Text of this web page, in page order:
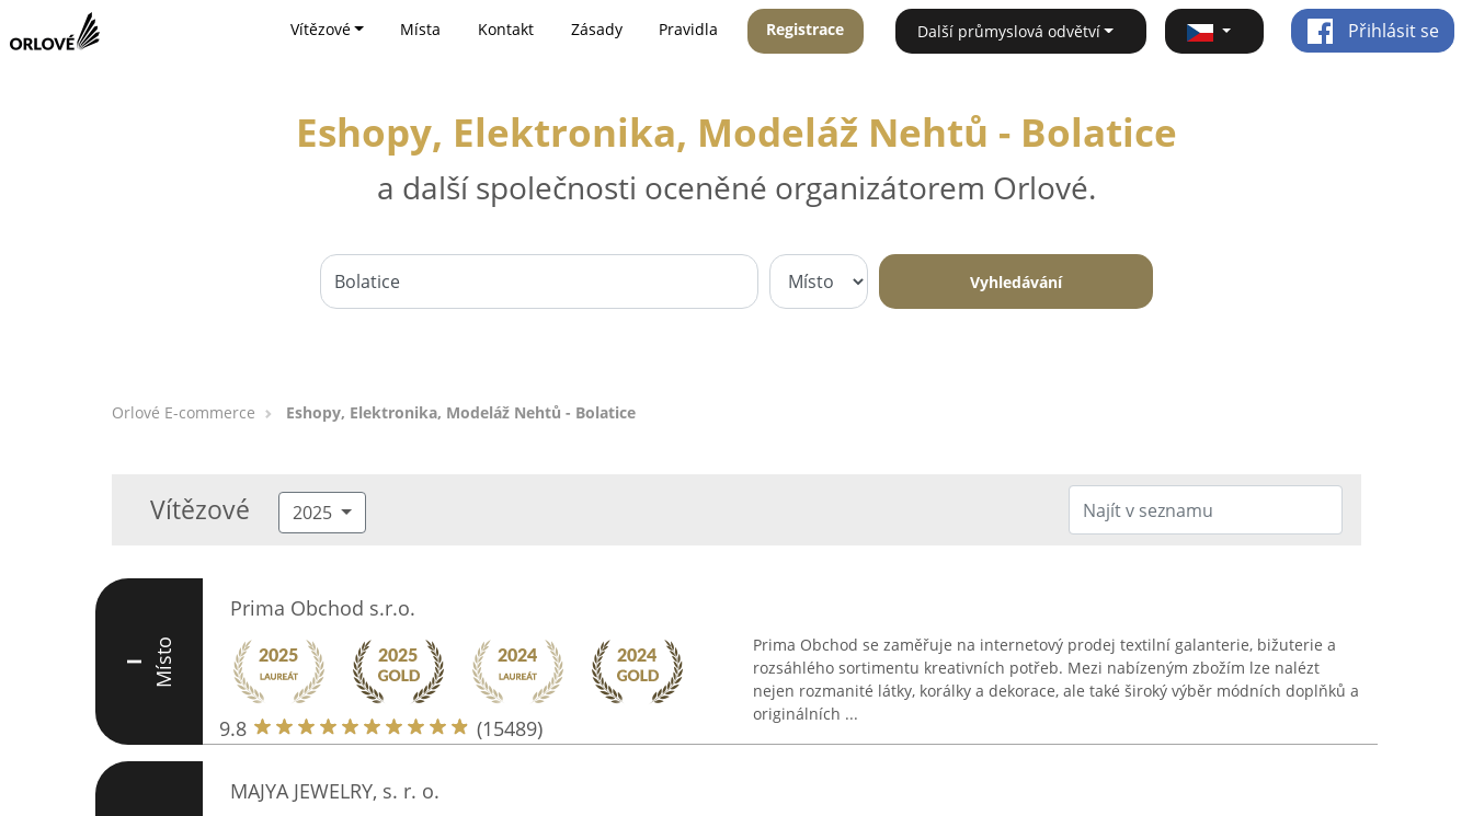
Vítězové Místa Kontakt Zásady Pravidla Registrace Další průmyslová odvětví Přihlásit se
Eshopy, Elektronika, Modeláž Nehtů - Bolatice
a další společnosti oceněné organizátorem Orlové.
Vyhledávání
Orlové E-commerce Eshopy, Elektronika, Modeláž Nehtů - Bolatice
Vítězové 2025
I Místo
Prima Obchod s.r.o.
9.8 (15489)
Prima Obchod se zaměřuje na internetový prodej textilní galanterie, bižuterie a
rozsáhlého sortimentu kreativních potřeb. Mezi nabízeným zbožím lze nalézt
nejen rozmanité látky, korálky a dekorace, ale také široký výběr módních doplňků a
originálních ...
MAJYA JEWELRY, s. r. o.